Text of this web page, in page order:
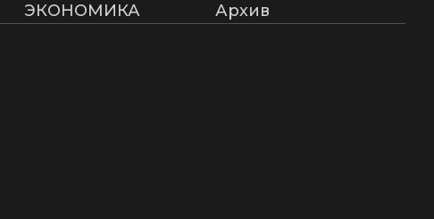
ЭКОНОМИКА Архив